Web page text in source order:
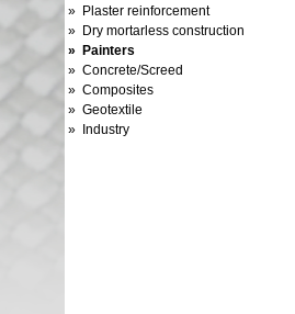
» Plaster reinforcement
» Dry mortarless construction
» Painters
» Concrete/Screed
» Composites
» Geotextile
» Industry